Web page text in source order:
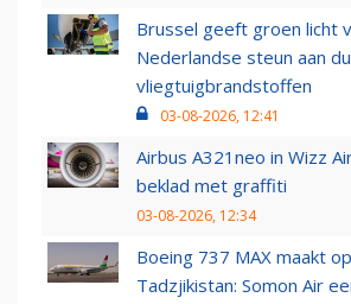
Brussel geeft groen licht
Nederlandse steun aan
vliegtuigbrandstoffen
03-08-2026, 12:41
Airbus A321neo in Wizz
beklad met graffiti
03-08-2026, 12:34
Boeing 737 MAX maakt
Tadzjikistan: Somon Air